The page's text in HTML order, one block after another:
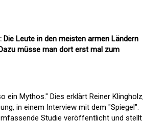
Leute in den meisten armen Ländern
müsse man dort erst mal zum
ein Mythos." Dies erklärt Reiner
in einem Interview mit dem "Spiegel".
Studie veröffentlicht und stellt